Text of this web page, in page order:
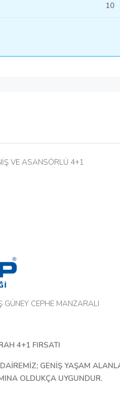
10
VE ASANSÖRLÜ 4+1
GÜNEY CEPHE MANZARALI
4+1 FIRSATI
GENİŞ YAŞAM
OLDUKÇA UYGUNDUR.